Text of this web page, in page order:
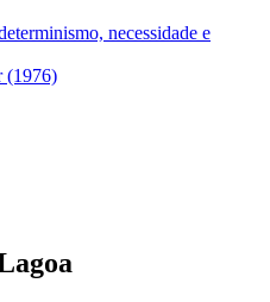
necessidade e
(1976)